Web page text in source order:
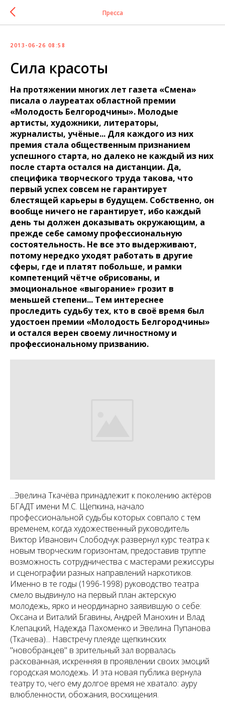
Пресса
2013-06-26 08:58
Сила красоты
На протяжении многих лет газета «Смена»
писала о лауреатах областной премии
«Молодость Белгородчины». Молодые
артисты, художники, литераторы,
журналисты, учёные... Для каждого из них
премия стала общественным признанием
успешного старта, но далеко не каждый из них
после старта остался на дистанции. Да,
специфика творческого труда такова, что
первый успех совсем не гарантирует
блестящей карьеры в будущем. Собственно, он
вообще ничего не гарантирует, ибо каждый
день ты должен доказывать окружающим, а
прежде себе самому профессиональную
состоятельность. Не все это выдерживают,
потому нередко уходят работать в другие
сферы, где и платят побольше, и рамки
компетенций чётче обрисованы, и
эмоциональное «выгорание» грозит в
меньшей степени... Тем интереснее
проследить судьбу тех, кто в своё время был
удостоен премии «Молодость Белгородчины»
и остался верен своему личностному и
профессиональному призванию.
...Эвелина Ткачёва принадлежит к поколению актёров
БГАДТ имени М.С. Щепкина, начало
профессиональной судьбы которых совпало с тем
временем, когда художественный руководитель
Виктор Иванович Слободчук развернул курс театра к
новым творческим горизонтам, предоставив труппе
возможность сотрудничества с мастерами режиссуры
и сценографии разных направлений наркотиков.
Именно в те годы (1996-1998) руководство театра
смело выдвинуло на первый план актерскую
молодежь, ярко и неординарно заявившую о себе:
Оксана и Виталий Бгавины, Андрей Манохин и Влад
Клепацкий, Надежда Пахоменко и Эвелина Пупанова
(Ткачева)... Навстречу плеяде щепкинских
"новобранцев" в зрительный зал ворвалась
раскованная, искренняя в проявлении своих эмоций
городская молодежь. И эта новая публика вернула
театру то, чего ему долгое время не хватало: ауру
влюбленности, обожания, восхищения.